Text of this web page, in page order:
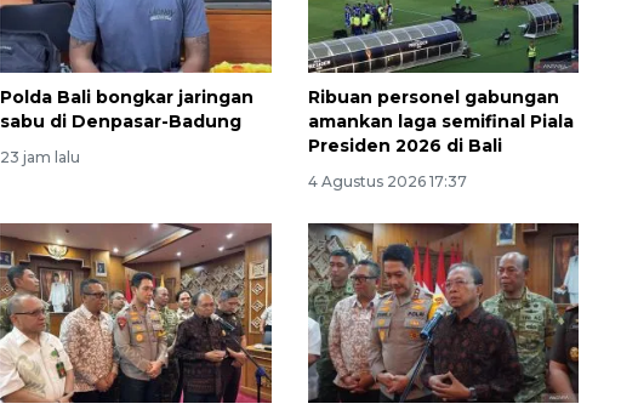
Polda Bali bongkar jaringan
sabu di Denpasar-Badung
23 jam lalu
Ribuan personel gabungan
amankan laga semifinal Piala
Presiden 2026 di Bali
4 Agustus 2026 17:37
2026-08-06 18:45:00